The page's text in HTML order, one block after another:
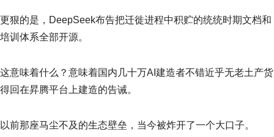
更狠的是，DeepSeek布告把迁徙进程中积贮的统统时期文档和
培训体系全部开源。
这意味着什么？意味着国内几十万AI建造者不错近乎无老土产货
得回在昇腾平台上建造的告诫。
以前那座马尘不及的生态壁垒，当今被炸开了一个大口子。